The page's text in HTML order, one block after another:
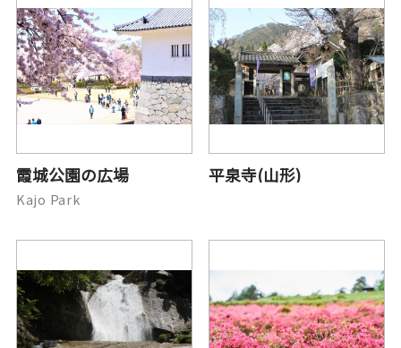
霞城公園の広場
Kajo Park
平泉寺(山形)